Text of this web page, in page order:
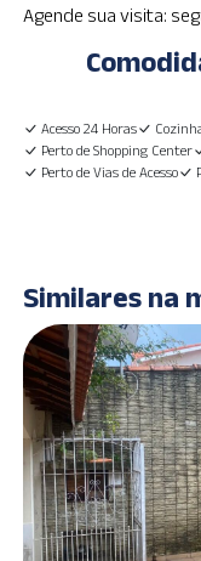
Agende sua visita:
Acesso 24 Horas
Perto de Shopping Center
Perto de Vias de Acesso
Similares na